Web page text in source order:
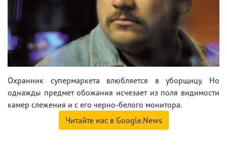
Охранник супермаркета влюбляется в уборщицу. Но
однажды предмет обожания исчезает из поля видимости
камер слежения и с его черно-белого монитора.
Читайте нас в Google.News